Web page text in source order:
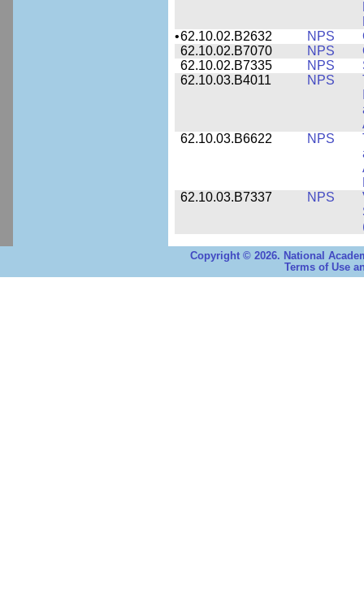
•62.10.02.B2632 NPS
62.10.02.B7070
NPS
62.10.02.B7335
NPS
62.10.03.B4011
NPS
62.10.03.B6622
NPS
62.10.03.B7337
NPS
Copyright © 2026. National
Terms of Use